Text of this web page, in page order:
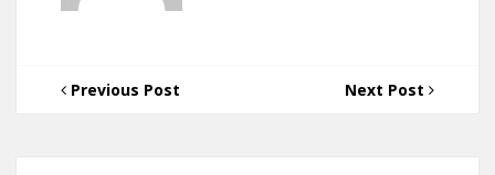
Previous Post Next Post